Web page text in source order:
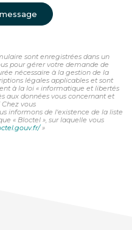
sont enregistrées dans un
pour gérer votre demande de
nécessaire à la gestion de la
légales applicables et sont
à la loi « informatique et libertés
aux données vous concernant et
vous
informons de l'existence de la liste
« Bloctel », sur laquelle vous
»